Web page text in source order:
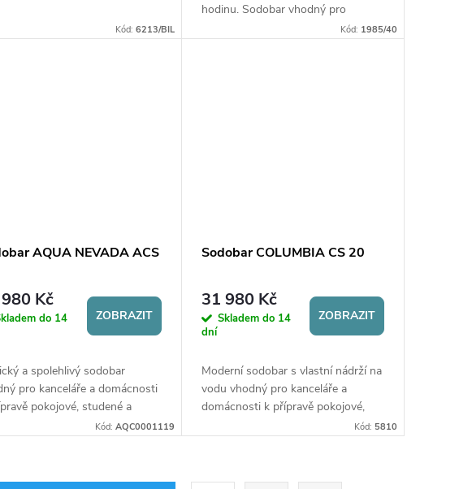
Kód: 6213/BIL
hodinu. Sodobar vhodný pro
profesionální potřeby. Snadné
Kód: 1985/40
AQUA NEVADA ACS
Kč
do 14
ZOBRAZIT
a spolehlivý sodobar
pro kanceláře a domácnosti
pokojové, studené a
vody. Připraví až 15 l/h.
Kód: AQC0001119
Sodobar COLUMBIA CS 20
31 980 Kč
Skladem do 14
dní
ZOBRAZIT
Moderní sodobar s vlastní nádrží na
vodu vhodný pro kanceláře a
domácnosti k přípravě pokojové,
studené a perlivé vody. PřipravíKód: 5810